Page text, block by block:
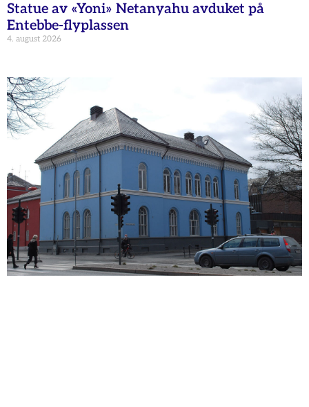
Statue av «Yoni» Netanyahu avduket på
Entebbe-flyplassen
4. august 2026